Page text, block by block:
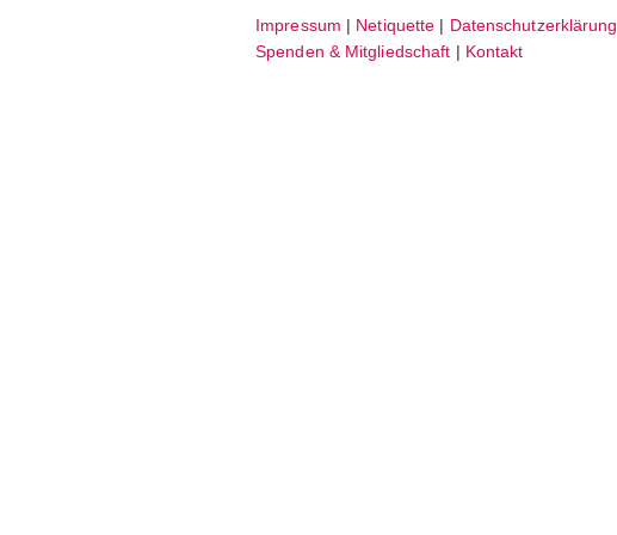
facebook
instagram
Impressum | Netiquette | Datenschutzerklärung
Spenden & Mitgliedschaft | Kontakt